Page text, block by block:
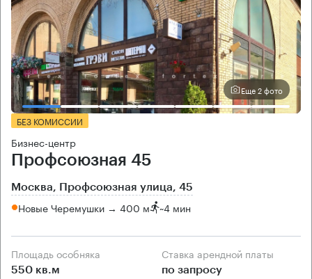
Еще 2 фото
БЕЗ КОМИССИИ
Бизнес-центр
Профсоюзная 45
Москва, Профсоюзная улица, 45
Новые Черемушки → 400 м ~4 мин
Площадь особняка
550 кв.м
Ставка арендной платы
по запросу